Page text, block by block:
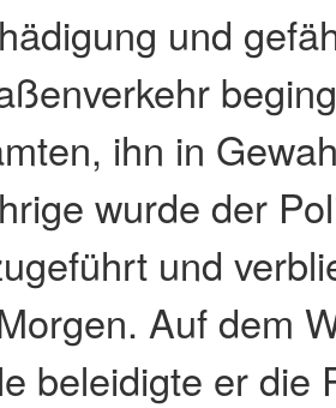
und
ihn in
wurde der
und
Auf dem
beleidigte er die